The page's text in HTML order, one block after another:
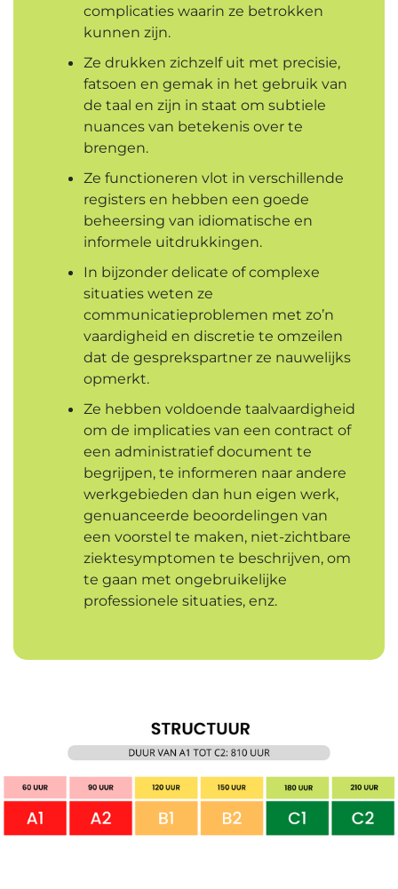
complicaties waarin ze betrokken
kunnen zijn.
Ze drukken zichzelf uit met precisie,
fatsoen en gemak in het gebruik van
de taal en zijn in staat om subtiele
nuances van betekenis over te
brengen.
Ze functioneren vlot in verschillende
registers en hebben een goede
beheersing van idiomatische en
informele uitdrukkingen.
In bijzonder delicate of complexe
situaties weten ze
communicatieproblemen met zo’n
vaardigheid en discretie te omzeilen
dat de gesprekspartner ze nauwelijks
opmerkt.
Ze hebben voldoende taalvaardigheid
om de implicaties van een contract of
een administratief document te
begrijpen, te informeren naar andere
werkgebieden dan hun eigen werk,
genuanceerde beoordelingen van
een voorstel te maken, niet-zichtbare
ziektesymptomen te beschrijven, om
te gaan met ongebruikelijke
professionele situaties, enz.